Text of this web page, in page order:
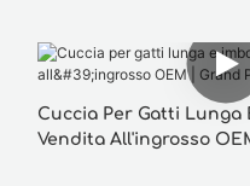
Cuccia Per Gatti Lunga
Vendita All'ingrosso